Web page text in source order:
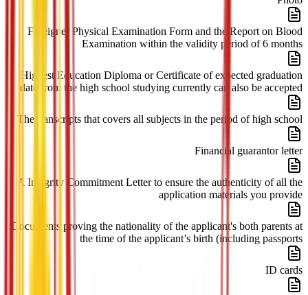
Foreigner Physical Examination Form and the Report on Blood
Examination within the validity period of 6 months
Highest Education Diploma or Certificate of expected graduation
date from the high school studying currently can also be accepted
The transcripts that covers all subjects in the period of high school
Financial guarantor letter
A Integrity Commitment Letter to ensure the authenticity of all the
application materials you provide
Documents proving the nationality of the applicant's both parents at
the time of the applicant’s birth (including passports
ID cards